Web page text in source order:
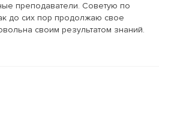
преподаватели. Советую по
до сих пор продолжаю свое
своим результатом знаний.